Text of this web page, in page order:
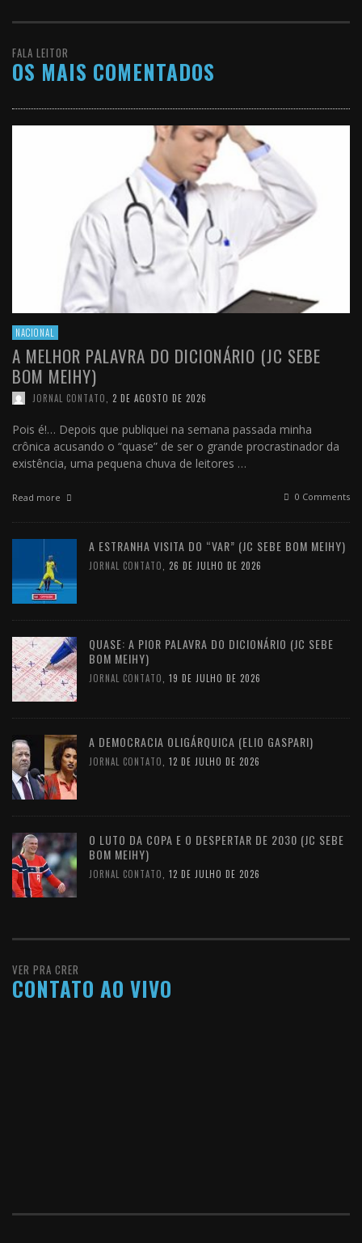
FALA LEITOR
OS MAIS COMENTADOS
NACIONAL
A MELHOR PALAVRA DO DICIONÁRIO (JC SEBE
BOM MEIHY)
JORNAL CONTATO 2 DE AGOSTO DE 2026
Pois é!… Depois que publiquei na semana passada minha
crônica acusando o “quase” de ser o grande procrastinador da
existência, uma pequena chuva de leitores …
Read more 0 Comments
A ESTRANHA VISITA DO “VAR” (JC SEBE BOM MEIHY)
JORNAL CONTATO 26 DE JULHO DE 2026
QUASE: A PIOR PALAVRA DO DICIONÁRIO (JC SEBE
BOM MEIHY)
JORNAL CONTATO 19 DE JULHO DE 2026
A DEMOCRACIA OLIGÁRQUICA (ELIO GASPARI)
JORNAL CONTATO 12 DE JULHO DE 2026
O LUTO DA COPA E O DESPERTAR DE 2030 (JC SEBE
BOM MEIHY)
JORNAL CONTATO 12 DE JULHO DE 2026
VER PRA CRER
CONTATO AO VIVO